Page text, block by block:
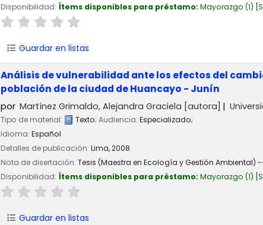
Disponibilidad: Ítems disponibles para préstamo: Mayorazgo (1)
Guardar en listas
Análisis de vulnerabilidad ante los efectos del
población de la ciudad de Huancayo - Junín
por Martínez Grimaldo, Alejandra Graciela [autora]
Tipo de material: Texto; Audiencia: Especializado;
Idioma: Español
Detalles de publicación: Lima,2008
Nota de disertación: Tesis (Maestra en Ecología y Gestión Ambiental)
Disponibilidad: Ítems disponibles para préstamo: Mayorazgo (1)
Guardar en listas